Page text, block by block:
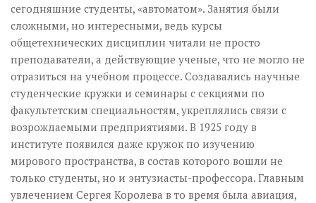
сегодняшние студенты, «автоматом». Занятия были
сложными, но интересными, ведь курсы
общетехнических дисциплин читали не просто
преподаватели, а действующие ученые, что не могло не
отразиться на учебном процессе. Создавались научные
студенческие кружки и семинары с секциями по
факультетским специальностям, укреплялись связи с
возрождаемыми предприятиями. В 1925 году в
институте появился даже кружок по изучению
мирового пространства, в состав которого вошли не
только студенты, но и энтузиасты-профессора. Главным
увлечением Сергея Королева в то время была авиация,